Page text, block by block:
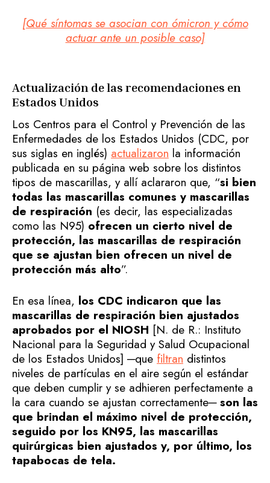
[Qué síntomas se asocian con ómicron y cómo
actuar ante un posible caso]
Actualización de las recomendaciones en
Estados Unidos
Los Centros para el Control y Prevención de las
Enfermedades de los Estados Unidos (CDC, por
sus siglas en inglés) actualizaron la información
publicada en su página web sobre los distintos
tipos de mascarillas, y allí aclararon que, “si bien
todas las mascarillas comunes y mascarillas
de respiración (es decir, las especializadas
como las N95) ofrecen un cierto nivel de
protección, las mascarillas de respiración
que se ajustan bien ofrecen un nivel de
protección más alto”.
En esa línea, los CDC indicaron que las
mascarillas de respiración bien ajustados
aprobados por el NIOSH [N. de R.: Instituto
Nacional para la Seguridad y Salud Ocupacional
de los Estados Unidos] ─que filtran distintos
niveles de partículas en el aire según el estándar
que deben cumplir y se adhieren perfectamente a
la cara cuando se ajustan correctamente─son las
que brindan el máximo nivel de protección,
seguido por los KN95, las mascarillas
quirúrgicas bien ajustados y, por último, los
tapabocas de tela.